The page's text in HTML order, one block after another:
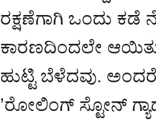
ರಕ್ಷಣೆಗಾಗಿ ಒಂದು ಕಡೆ
ಕಾರಣದಿಂದಲೇ
ಹುಟ್ಟಿ ಬೆಳೆದವು.
’ರೋಲಿಂಗ್ ಸ್ಟೋನ್